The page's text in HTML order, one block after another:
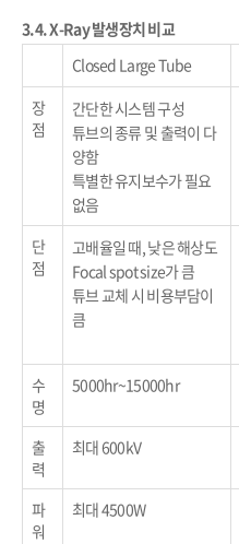
3.4.X-Ray 발생장치 비교
Closed Large Tube
장
점
간단한 시스템 구성
튜브의 종류 및 출력이 다
양함
특별한 유지보수가 필요
없음
단
점
고배율일 때, 낮은 해상도
Focal spot size가 큼
튜브 교체 시 비용부담이
큼
수
명
5000hr~15000hr
출
력
최대 600kV
파
워
최대 4500W